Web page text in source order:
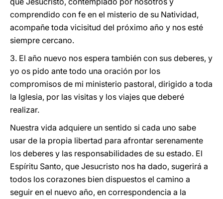
comprendido con fe en el misterio de su Natividad,
acompañe toda vicisitud del próximo año y nos esté
siempre cercano.
3. El año nuevo nos espera también con sus deberes, y
yo os pido ante todo una oración por los
compromisos de mi ministerio pastoral, dirigido a toda
la Iglesia, por las visitas y los viajes que deberé
realizar.
Nuestra vida adquiere un sentido si cada uno sabe
usar de la propia libertad para afrontar serenamente
los deberes y las responsabilidades de su estado. El
Espíritu Santo, que Jesucristo nos ha dado, sugerirá a
todos los corazones bien dispuestos el camino a
seguir en el nuevo año, en correspondencia a la